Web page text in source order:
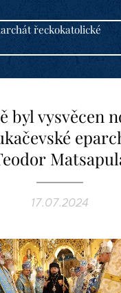
řeckokatolické
byl vysvěcen
17.07.2024